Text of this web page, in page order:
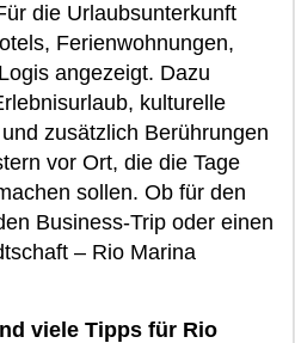
die Urlaubsunterkunft
Ferienwohnungen,
angezeigt. Dazu
kulturelle
zusätzlich Berührungen
vor Ort, die die Tage
sollen. Ob für den
Business-Trip oder einen
– Rio Marina
viele Tipps für Rio